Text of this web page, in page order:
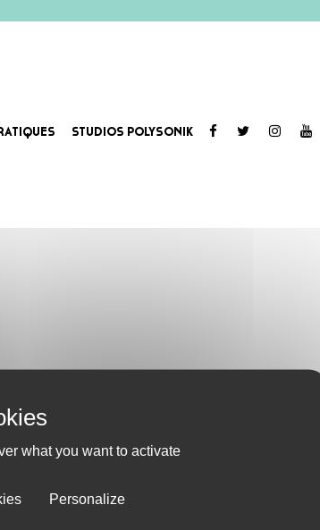
STUDIOS POLYSONIK
what you want to activate
Personalize